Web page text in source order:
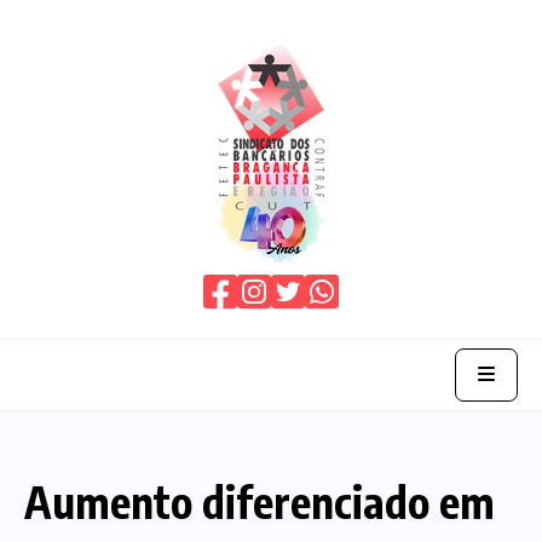
O Sindicato
Aumento diferenciado em